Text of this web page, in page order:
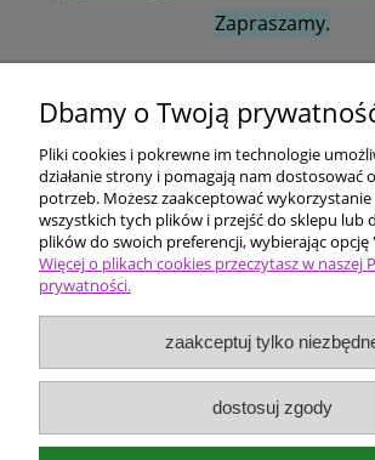
Zapraszamy.
Ten produkt jest niedostępny.
Pomoc
Dostawa i płatności
Ceny i rodzaje zakupów
O firmie
Dbamy o Twoją
Pliki cookies i pokrewne im technologie
działanie strony i pomagają nam dostosować
potrzeb. Możesz zaakceptować wykorzystanie
wszystkich tych plików i przejść do sklepu lub
plików do swoich preferencji, wybierając
Więcej o plikach cookies przeczytasz w naszej
prywatności.
zaakceptuj tylko
dostosuj zgody